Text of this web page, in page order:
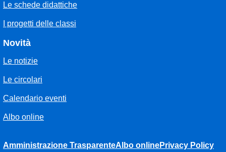
Le schede didattiche
I progetti delle classi
Novità
Le notizie
Le circolari
Calendario eventi
Albo online
Amministrazione TrasparenteAlbo onlinePrivacy Policy